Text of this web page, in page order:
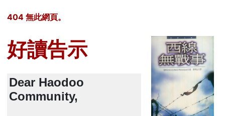
404 無此網頁。
好讀告示
Dear Haodoo
Community,